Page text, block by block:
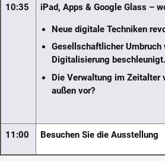
10:35 iPad, Apps & Google Glass –
Neue digitale Techniken
Gesellschaftlicher Umbruch
Digitalisierung beschleunigt.
Die Verwaltung im Zeitalter
außen vor?
11:00 Besuchen Sie die Ausstellung